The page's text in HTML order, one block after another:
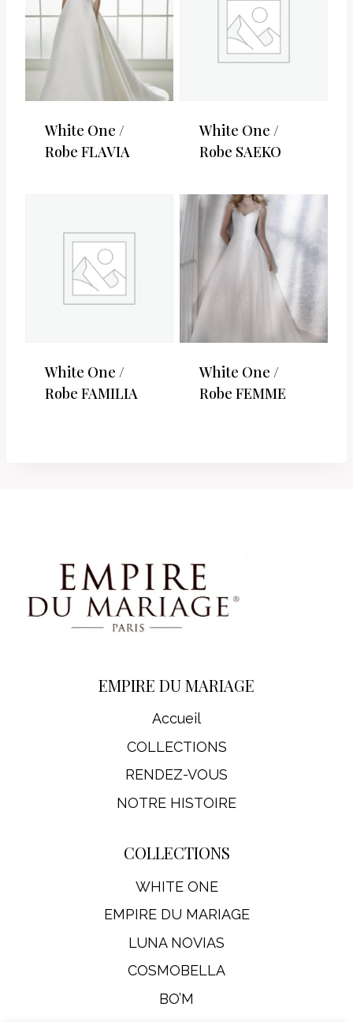
White One /
Robe FLAVIA
White One /
Robe SAEKO
White One /
Robe FAMILIA
White One /
Robe FEMME
EMPIRE DU MARIAGE
Accueil
COLLECTIONS
RENDEZ-VOUS
NOTRE HISTOIRE
COLLECTIONS
WHITE ONE
EMPIRE DU MARIAGE
LUNA NOVIAS
COSMOBELLA
BO’M